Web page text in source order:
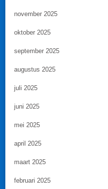
november 2025
oktober 2025
september 2025
augustus 2025
juli 2025
juni 2025
mei 2025
april 2025
maart 2025
februari 2025